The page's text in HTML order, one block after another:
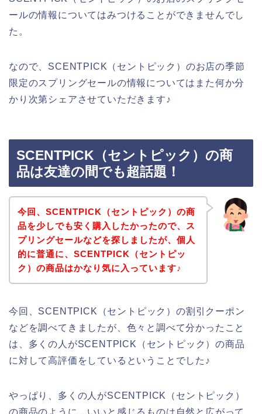
ールの情報についてはみつけることができませんでし
た。
なので、SCENTPICK（セントピック）のお店の季節
限定のスプリングセールの情報についてはまた何か分
かり次第シェアさせていただきます♪
SCENTPICK（セントピック）の商
品は友達の間でも超話題！
今回、SCENTPICK（セントピック）の商
品を少しでも安く購入したかったので、ス
プリングセールなどを探しましたが、個人
的に普通に、SCENTPICK（セントピッ
ク）の商品はかなり気に入っています♪
今回、SCENTPICK（セントピック）の割引クーポン
などを調べてきましたが、色々と調べて分かったこと
は、多くの人がSCENTPICK（セントピック）の商品
に対して高評価をしているということでした♪
やっぱり、多くの人がSCENTPICK（セントピック）
の商品のように、いいと感じるものは自然と広がって